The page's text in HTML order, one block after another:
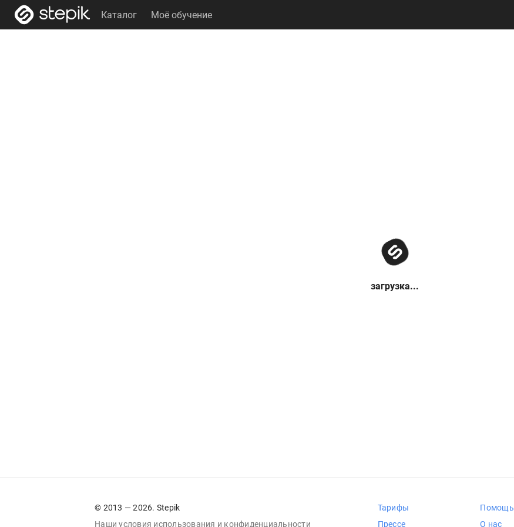
Каталог Моё обучение
загрузка...
© 2013 — 2026. Stepik
Наши условия использования и конфиденциальности
Тарифы
Прессе
Помощь
О нас